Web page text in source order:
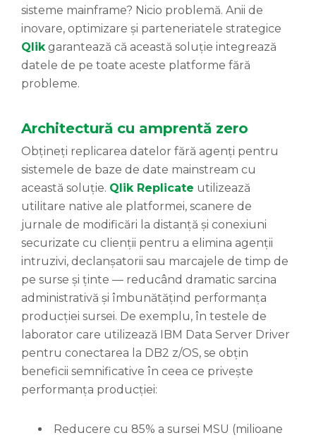
sisteme mainframe? Nicio problemă. Anii de
inovare, optimizare și parteneriatele strategice
Qlikgarantează că această soluție integrează
datele de pe toate aceste platforme fără
probleme.
Architectură cu amprentă zero
Obțineți replicarea datelor fără agenți pentru
sistemele de baze de date mainstream cu
această soluție. Qlik Replicate utilizează
utilitare native ale platformei, scanere de
jurnale de modificări la distanță și conexiuni
securizate cu clienții pentru a elimina agenții
intruzivi, declanșatorii sau marcajele de timp de
pe surse și ținte — reducând dramatic sarcina
administrativă și îmbunătățind performanța
producției sursei. De exemplu, în testele de
laborator care utilizează IBM Data Server Driver
pentru conectarea la DB2 z/OS, se obțin
beneficii semnificative în ceea ce privește
performanța producției:
Reducere cu 85% a sursei MSU (milioane